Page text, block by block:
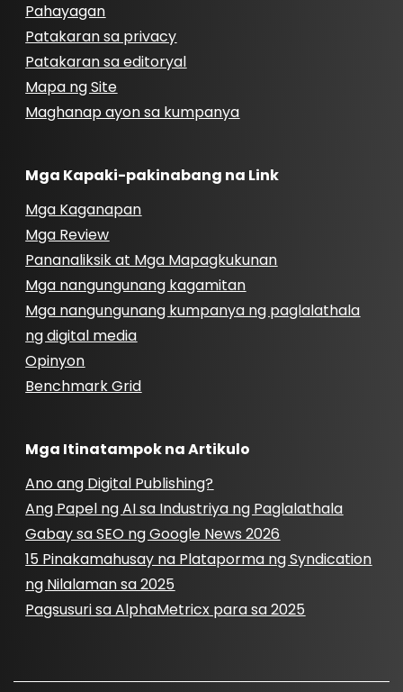
Pahayagan
Patakaran sa privacy
Patakaran sa editoryal
Mapa ng Site
Maghanap ayon sa kumpanya
Mga Kapaki-pakinabang na Link
Mga Kaganapan
Mga Review
Pananaliksik at Mga Mapagkukunan
Mga nangungunang kagamitan
Mga nangungunang kumpanya ng paglalathala
ng digital media
Opinyon
Benchmark Grid
Mga Itinatampok na Artikulo
Ano ang Digital Publishing?
Ang Papel ng AI sa Industriya ng Paglalathala
Gabay sa SEO ng Google News 2026
15 Pinakamahusay na Plataporma ng Syndication
ng Nilalaman sa 2025
Pagsusuri sa AlphaMetricx para sa 2025